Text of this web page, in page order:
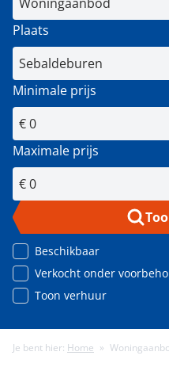
Plaats
Minimale prijs
Maximale prijs
Beschikbaar
Verkocht onder
Toon verhuur
Minimale energielabel
Je bent hier: Home »